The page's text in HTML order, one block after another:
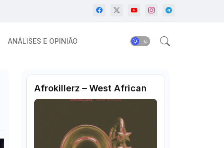
ANÁLISES E OPINIÃO
Afrokillerz – West African